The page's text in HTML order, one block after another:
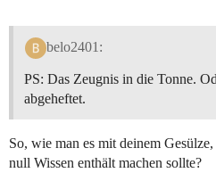
belo2401:
PS: Das Zeugnis in die Tonne.
abgeheftet.
So, wie man es mit deinem
null Wissen enthält machen sollte?